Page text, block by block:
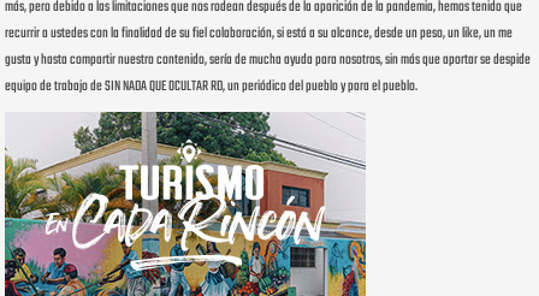
más, pero debido a las limitaciones que nos rodean después de la aparición de la pandemia, hemos tenido que
recurrir a ustedes con la finalidad de su fiel colaboración, si está a su alcance, desde un peso, un like, un me
gusta y hasta compartir nuestro contenido, sería de mucha ayuda para nosotros, sin más que aportar se despide
equipo de trabajo de SIN NADA QUE OCULTAR RD, un periódico del pueblo y para el pueblo.